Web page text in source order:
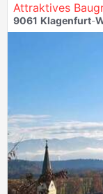
Attraktives
9061 Klagenfurt-